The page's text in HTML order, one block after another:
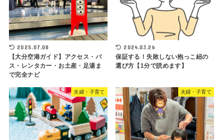
2025.07.08
【大分空港ガイド】アクセス・バ
ス・レンタカー・お土産・足湯ま
で完全ナビ
2024.03.26
保証する！失敗しない抱っこ紐の
選び方【1分で読めます】
夫婦・子育て 夫婦・子育て